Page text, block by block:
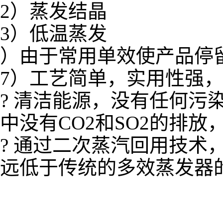
2）蒸发结晶
3）低温蒸发
）由于常用单效使产品停
7）工艺简单，实用性强
? 清洁能源，没有任何污
中没有CO2和SO2的排放
? 通过二次蒸汽回用技术
远低于传统的多效蒸发器